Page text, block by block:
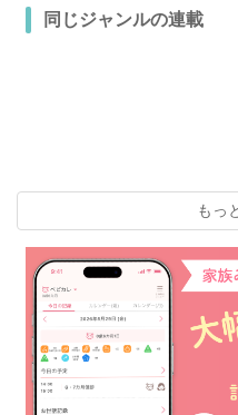
同じジャンルの連載
もっ